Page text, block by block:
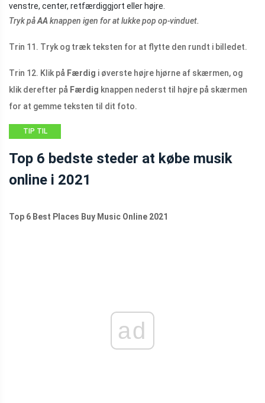
venstre, center, retfærdiggjort eller højre.
Tryk påAA knappen igen for at lukke pop op-vinduet.
Trin 11. Tryk og træk teksten for at flytte den rundt i billedet.
Trin 12. Klik på Færdig i øverste højre hjørne af skærmen, og
klik derefter på Færdig knappen nederst til højre på skærmen
for at gemme teksten til dit foto.
TIP TIL
Top 6 bedste steder at købe musik
online i 2021
Top 6 Best Places Buy Music Online 2021
ad